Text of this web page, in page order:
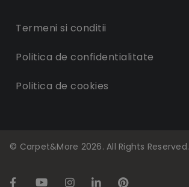
Termeni si conditii
Politica de confidentialitate
Politica de cookies
© Carpet&More 2026. All Rights Reserved.